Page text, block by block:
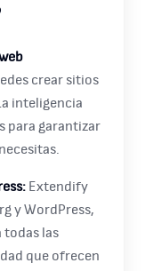
crear sitios
inteligencia
para garantizar
Extendify
y WordPress,
todas las
que ofrecen